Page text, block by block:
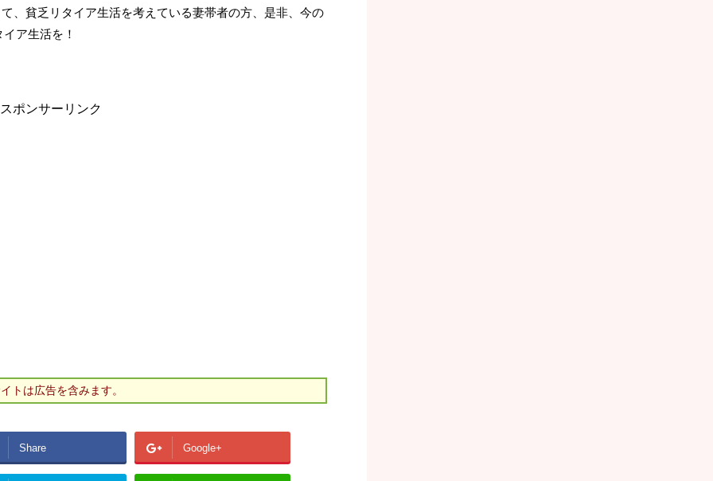
まる事もあるでしょう。奥さんがパート
好き勝手に出来ますし、奥さんも、その
、貧乏リタイア生活を考えている妻帯者の方、是非、今の
ア生活を！
スポンサーリンク
トは広告を含みます。
Share Google+